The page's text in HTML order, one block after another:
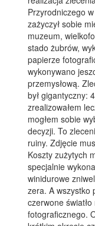
Przyrodniczego
zażyczył sobie
muzeum,
stado żubrów,
papierze
wykonywano
przemysłową.
był gigantyczny:
zrealizowałem
mogłem sobie
decyzji. To
ruiny. Zdjęcie
Koszty zużytych
specjalnie
winidurowe
zera. A wszystko
czerwone
fotograficznego.